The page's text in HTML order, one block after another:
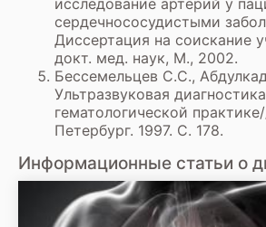
сердечнососудистыми
Диссертация на соискание
докт. мед. наук, М., 2002.
Бессемельцев С.С.,
Ультразвуковая
гематологической
Петербург. 1997. С. 178.
Информационные статьи о